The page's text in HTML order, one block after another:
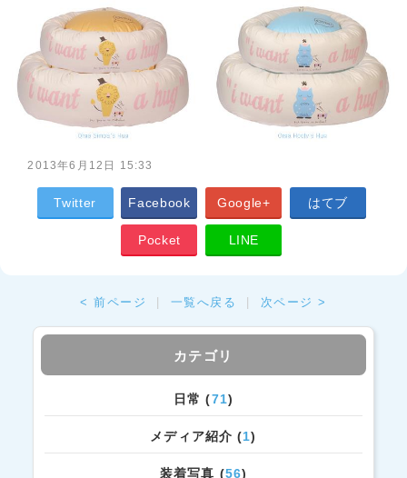
2013年6月12日 15:33
Twitter Facebook Google+ はてブ
Pocket LINE
< 前ページ 一覧へ戻る 次ページ >
カテゴリ
日常 (71)
メディア紹介 (1)
装着写真 (56)